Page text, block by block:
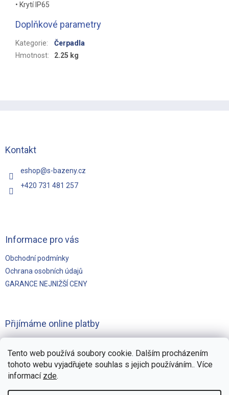
Tento web používá soubory cookie. Dalším procházením
tohoto webu vyjadřujete souhlas s jejich používáním.. Více
informací zde.
• Krytí IP65
Doplňkové parametry
Kategorie:
Čerpadla
Hmotnost: 2.25 kg
Kontakt
eshop@s-bazeny.cz
+420 731 481 257
Informace pro vás
Obchodní podmínky
Ochrana osobních údajů
GARANCE NEJNIŽŠÍ CENY
Přijímáme online platby